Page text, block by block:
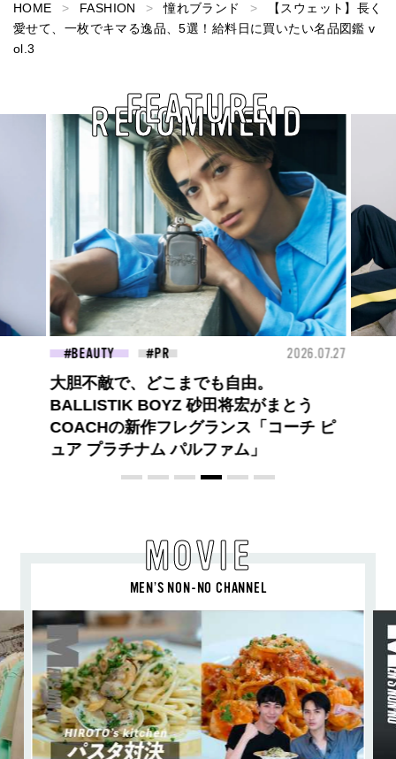
HOME FASHION 憧れブランド
【スウェット】長く
愛せて、一枚でキマる逸品、5選！給料日に買いたい名品図鑑 v
ol.3
RECOMMEND
FEATURE
FASHION 2026.07.09
ロエベの新しい世界へようこそ。大胆な
コントラストとレイヤードの先に。装う
喜び、明るいスピリット
MOVIE
MEN’S NON-NO CHANNEL